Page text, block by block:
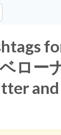
ロー
and